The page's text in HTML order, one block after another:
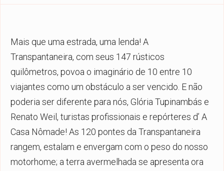
Mais que uma estrada, uma lenda! A
Transpantaneira, com seus 147 rústicos
quilômetros, povoa o imaginário de 10 entre 10
viajantes como um obstáculo a ser vencido. E não
poderia ser diferente para nós, Glória Tupinambás e
Renato Weil, turistas profissionais e repórteres d’ A
Casa Nômade! As 120 pontes da Transpantaneira
rangem, estalam e envergam com o peso do nosso
motorhome; a terra avermelhada se apresenta ora